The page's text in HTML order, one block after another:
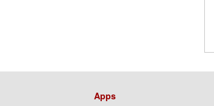
Apps